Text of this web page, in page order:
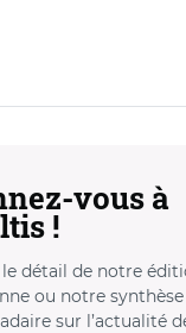
vous à
!
le détail de notre
ou notre synthèse
sur l’actualité